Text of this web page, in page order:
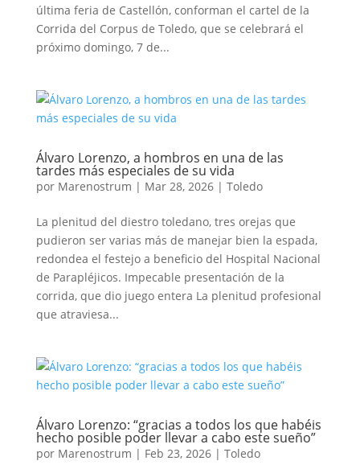
última feria de Castellón, conforman el cartel de la
Corrida del Corpus de Toledo, que se celebrará el
próximo domingo, 7 de...
Álvaro Lorenzo, a hombros en una de las
tardes más especiales de su vida
por Marenostrum | Mar 28, 2026| Toledo
La plenitud del diestro toledano, tres orejas que
pudieron ser varias más de manejar bien la espada,
redondea el festejo a beneficio del Hospital Nacional
de Parapléjicos. Impecable presentación de la
corrida, que dio juego entera La plenitud profesional
que atraviesa...
Álvaro Lorenzo: “gracias a todos los que habéis
hecho posible poder llevar a cabo este sueño”
por Marenostrum | Feb 23, 2026| Toledo